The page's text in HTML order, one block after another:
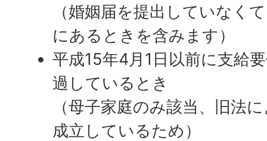
（婚姻届を提出していなく
にあるときを含みます）
平成15年4月1日以前に支給
過しているとき
（母子家庭のみ該当、旧法
成立しているため）